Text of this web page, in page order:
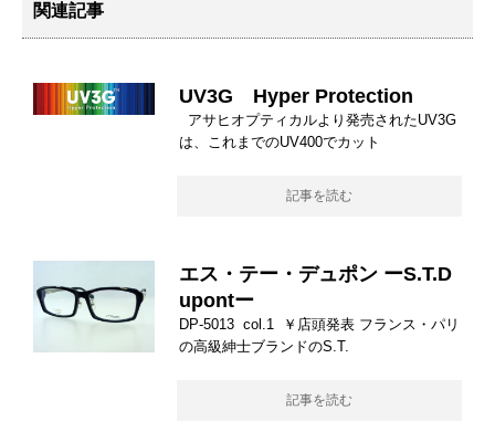
関連記事
UV3G Hyper Protection
アサヒオプティカルより発売されたUV3G
は、これまでのUV400でカット
記事を読む
エス・テー・デュポン ーS.T.D
upontー
DP-5013 col.1 ￥店頭発表 フランス・パリ
の高級紳士ブランドのS.T.
記事を読む